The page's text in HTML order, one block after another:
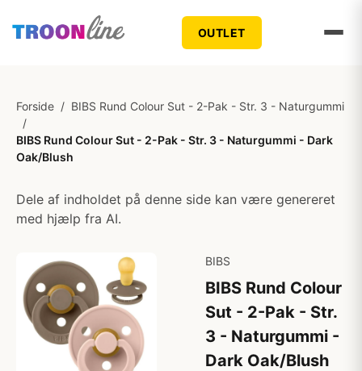
OUTLET
Forside / BIBS Rund Colour Sut - 2-Pak - Str. 3 - Naturgummi
/
BIBS Rund Colour Sut - 2-Pak - Str. 3 - Naturgummi - Dark
Oak/Blush
Dele af indholdet på denne side kan være genereret
med hjælp fra AI.
BIBS
BIBS Rund Colour
Sut - 2-Pak - Str.
3 - Naturgummi -
Dark Oak/Blush